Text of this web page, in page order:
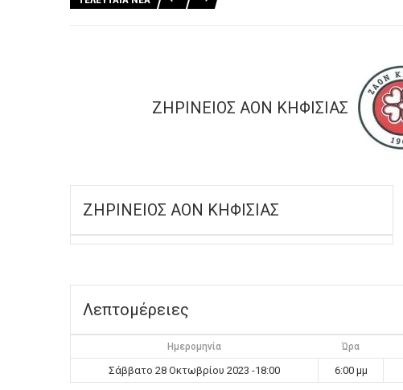
ΖΗΡΙΝΕΙΟΣ ΑΟΝ ΚΗΦΙΣΙΑΣ
ΖΗΡΙΝΕΙΟΣ ΑΟΝ ΚΗΦΙΣΙΑΣ
Λεπτομέρειες
Ημερομηνία Ώρα
Σάββατο 28 Οκτωβρίου 2023 -18:00 6:00 μμ